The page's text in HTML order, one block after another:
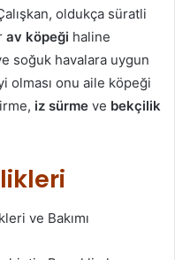
oldukça süratli
av köpeği haline
soğuk havalara uygun
olması onu aile köpeği
iz sürme ve bekçilik